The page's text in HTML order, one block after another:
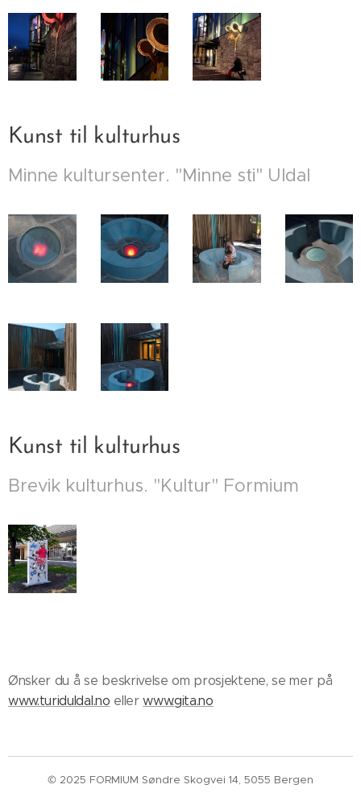
Kunst til kulturhus
Minne kultursenter. "Minne sti" Uldal
Kunst til kulturhus
Brevik kulturhus. "Kultur" Formium
Ønsker du å se beskrivelse om prosjektene, se mer på
www.turiduldal.no ellerwww.gita.no
© 2025 FORMIUM Søndre Skogvei 14, 5055 Bergen